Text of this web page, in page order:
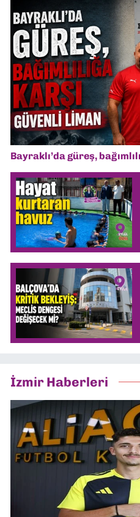
Bayraklı’da güreş,
İzmir Haberleri